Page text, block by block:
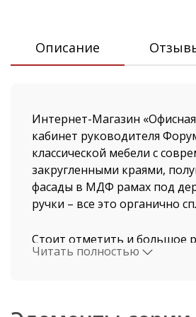
Описание
Интернет-Магазин
кабинет руководителя
классической мебели с
закругленными краями,
фасады в МДФ рамах под
ручки – все это органично
Стоит отметить и большое
несколько вариантов
Читать полностью